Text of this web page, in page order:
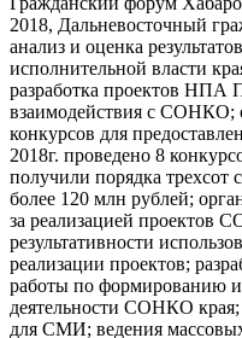
2018, Дальневосточный
анализ и оценка
исполнительной власти
разработка проектов НПА
взаимодействия с СОНКО;
конкурсов для
2018г. проведено 8
получили порядка трехсот
более 120 млн рублей;
за реализацией проектов
результативности
реализации проектов;
работы по формированию
деятельности СОНКО
для СМИ; ведения